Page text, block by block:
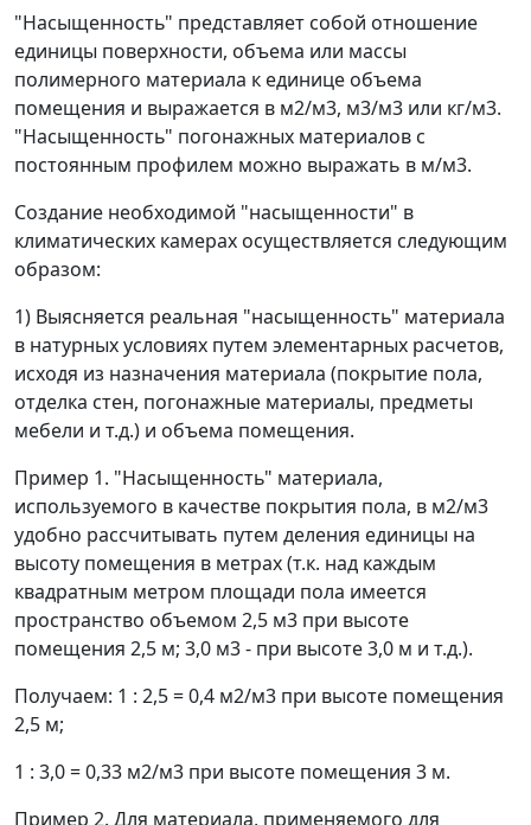
"Насыщенность" представляет собой отношение
единицы поверхности, объема или массы
полимерного материала к единице объема
помещения и выражается в м2/м3, м3/м3 или кг/м3.
"Насыщенность" погонажных материалов с
постоянным профилем можно выражать в м/м3.
Создание необходимой "насыщенности" в
климатических камерах осуществляется следующим
образом:
1) Выясняется реальная "насыщенность" материала
в натурных условиях путем элементарных расчетов,
исходя из назначения материала (покрытие пола,
отделка стен, погонажные материалы, предметы
мебели и т.д.) и объема помещения.
Пример 1. "Насыщенность" материала,
используемого в качестве покрытия пола, в м2/м3
удобно рассчитывать путем деления единицы на
высоту помещения в метрах (т.к. над каждым
квадратным метром площади пола имеется
пространство объемом 2,5 м3 при высоте
помещения 2,5 м; 3,0 м3- при высоте 3,0 м и т.д.).
Получаем: 1 : 2,5 = 0,4 м2/м3 при высоте помещения
2,5 м;
1 : 3,0 = 0,33 м2/м3 при высоте помещения 3 м.
Пример 2. Для материала, применяемого для